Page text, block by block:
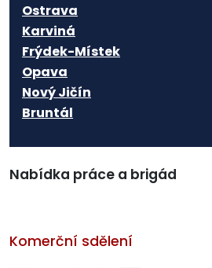
Ostrava
Karviná
Frýdek-Místek
Opava
Nový Jičín
Bruntál
Nabídka práce a brigád
Komerční sdělení